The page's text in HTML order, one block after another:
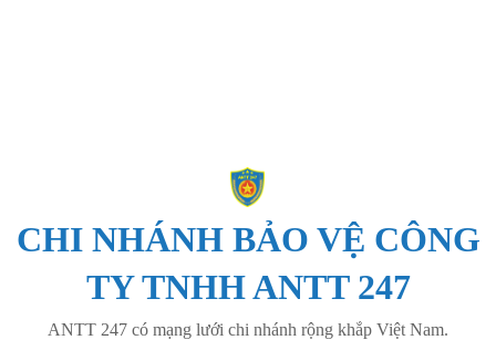
CHI NHÁNH BẢO VỆ CÔNG
TY TNHH ANTT 247
ANTT 247 có mạng lưới chi nhánh rộng khắp Việt Nam.